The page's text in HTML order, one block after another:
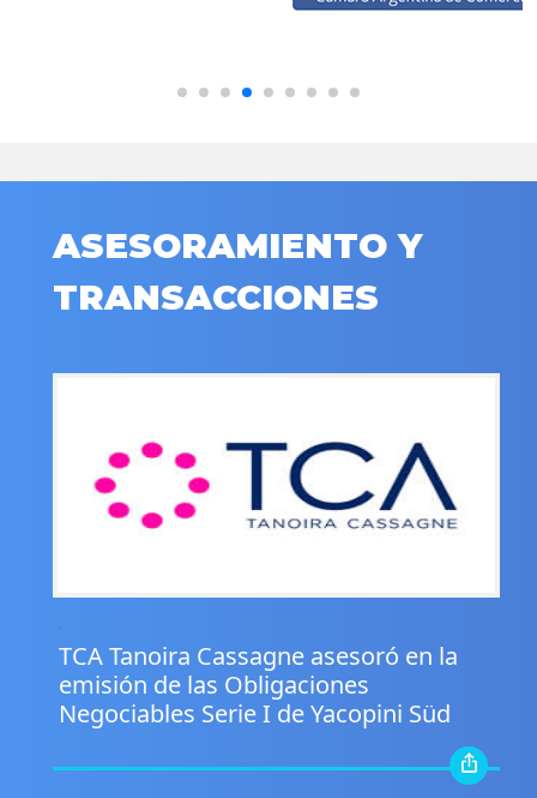
ASESORAMIENTO Y
TRANSACCIONES
TCA Tanoira Cassagne asesoró en la
emisión de las Obligaciones
Negociables Serie I de Yacopini Süd